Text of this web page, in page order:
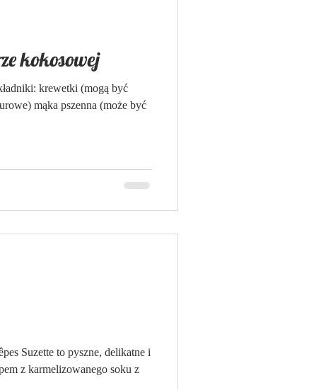
kokosowej
krewetki (mogą być
mąka pszenna (może być
i
soku z